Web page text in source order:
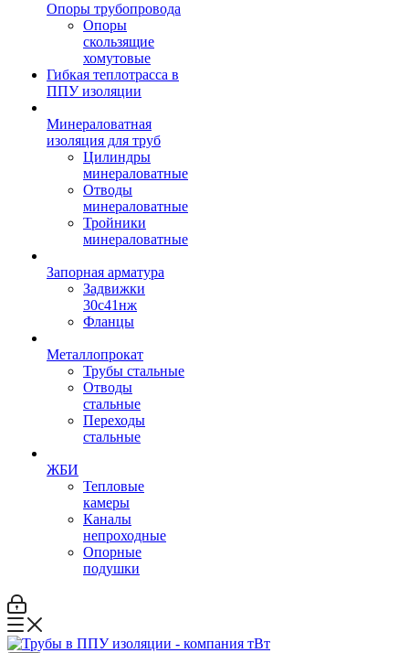
Опоры трубопровода
Опоры
скользящие
хомутовые
Гибкая теплотрасса в
ППУ изоляции
Минераловатная
изоляция для труб
Цилиндры
минераловатные
Отводы
минераловатные
Тройники
минераловатные
Запорная арматура
Задвижки
30с41нж
Фланцы
Металлопрокат
Трубы стальные
Отводы
стальные
Переходы
стальные
ЖБИ
Тепловые
камеры
Каналы
непроходные
Опорные
подушки